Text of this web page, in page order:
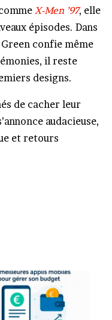
X-Men ’97, elle
épisodes. Dans
confie même
il reste
designs.
de cacher leur
audacieuse,
et retours